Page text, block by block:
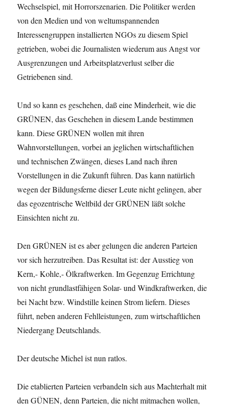
Wechselspiel, mit Horrorszenarien. Die Politiker werden
von den Medien und von weltumspannenden
Interessengruppen installierten NGOs zu diesem Spiel
getrieben, wobei die Journalisten wiederum aus Angst vor
Ausgrenzungen und Arbeitsplatzverlust selber die
Getriebenen sind.
Und so kann es geschehen, daß eine Minderheit, wie die
GRÜNEN, das Geschehen in diesem Lande bestimmen
kann. Diese GRÜNEN wollen mit ihren
Wahnvorstellungen, vorbei an jeglichen wirtschaftlichen
und technischen Zwängen, dieses Land nach ihren
Vorstellungen in die Zukunft führen. Das kann natürlich
wegen der Bildungsferne dieser Leute nicht gelingen, aber
das egozentrische Weltbild der GRÜNEN läßt solche
Einsichten nicht zu.
Den GRÜNEN ist es aber gelungen die anderen Parteien
vor sich herzutreiben. Das Resultat ist: der Ausstieg von
Kern,- Kohle,- Ölkraftwerken. Im Gegenzug Errichtung
von nicht grundlastfähigen Solar- und Windkraftwerken, die
bei Nacht bzw. Windstille keinen Strom liefern. Dieses
führt, neben anderen Fehlleistungen, zum wirtschaftlichen
Niedergang Deutschlands.
Der deutsche Michel ist nun ratlos.
Die etablierten Parteien verbandeln sich aus Machterhalt mit
den GÜNEN, denn Parteien, die nicht mitmachen wollen,